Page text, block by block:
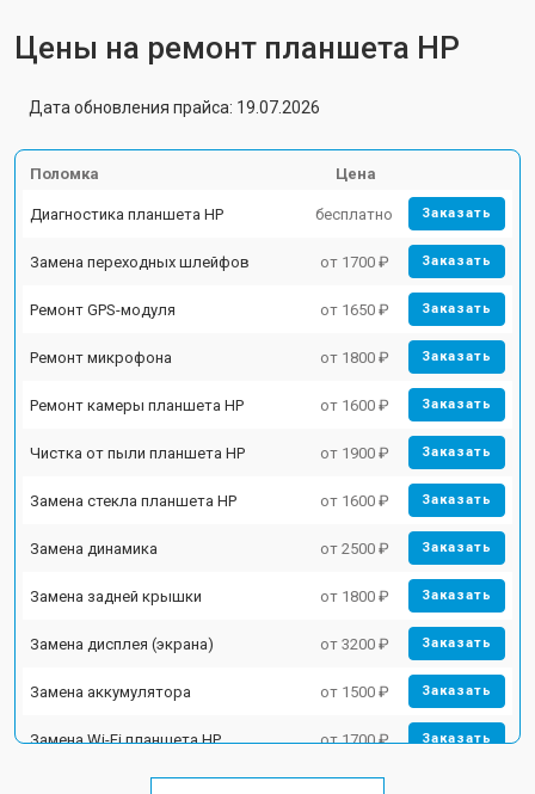
Цены на ремонт планшета HP
Дата обновления прайса: 19.07.2026
Поломка Цена
Диагностика планшета HP бесплатно Заказать
Замена переходных шлейфов от 1700 ₽ Заказать
Ремонт GPS-модуля от 1650 ₽ Заказать
Ремонт микрофона от 1800 ₽ Заказать
Ремонт камеры планшета HP от 1600 ₽ Заказать
Чистка от пыли планшета HP от 1900 ₽ Заказать
Замена стекла планшета HP от 1600 ₽ Заказать
Замена динамика от 2500 ₽ Заказать
Замена задней крышки от 1800 ₽ Заказать
Замена дисплея (экрана) от 3200 ₽ Заказать
Замена аккумулятора от 1500 ₽ Заказать
Замена Wi-Fi планшета HP от 1700 ₽ Заказать